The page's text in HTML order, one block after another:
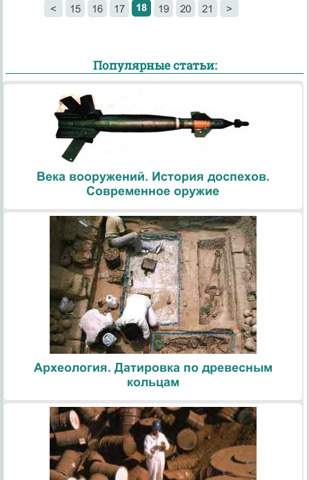
< 15 16 17 18 19 20 21 >
Популярные статьи:
Века вооружений. История доспехов.
Современное оружие
Археология. Датировка по древесным
кольцам